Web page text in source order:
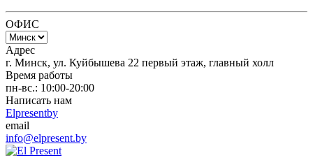
ОФИС
Адрес
г. Минск, ул. Куйбышева 22 первый этаж, главный холл
Время работы
пн-вс.: 10:00-20:00
Написать нам
Elpresentby
email
info@elpresent.by